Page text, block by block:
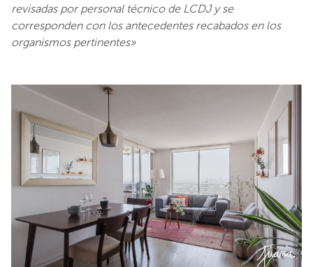
revisadas por personal técnico de LCDJy se
corresponden con los antecedentes recabados en los
organismos pertinentes»